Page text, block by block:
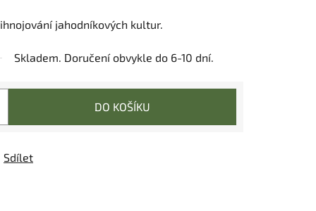
jahodníkových kultur.
Skladem. Doručení obvykle do 6-10 dní.
DO KOŠÍKU
Sdílet